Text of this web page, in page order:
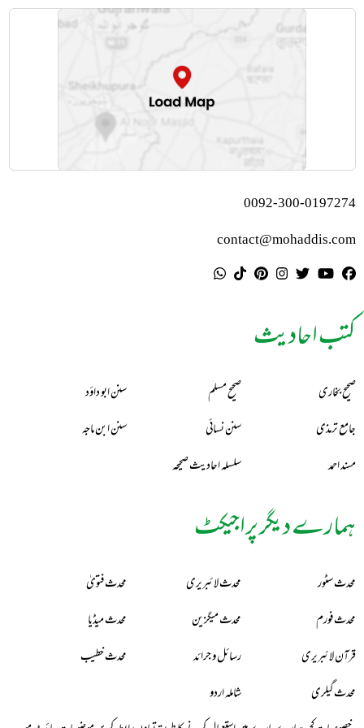
0092-300-0197274
contact@mohaddis.com
کتب احادیث
صحیح بخاری صحیح مسلم
سنن ابو داؤد
جامع ترمذی
سنن نسائی
سنن ابن ماجہ
مسند احمد
سلسلہ احادیث صحیحہ
ہمارے دیگر پراجیکٹ
محدث سٹور محدث لائبریری
محدث فتویٰ
محدث فورم
محدث میگزین
محدث میڈیا
قرآن لائبریری
رسائل و جرائد
محدث خطیب
محدث گیلری
شاملہ اردو